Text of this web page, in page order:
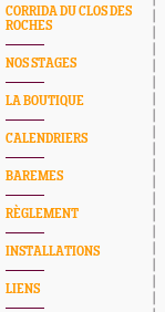
CORRIDA DU CLOS DES
ROCHES
NOS STAGES
LA BOUTIQUE
CALENDRIERS
BAREMES
RÈGLEMENT
INSTALLATIONS
LIENS